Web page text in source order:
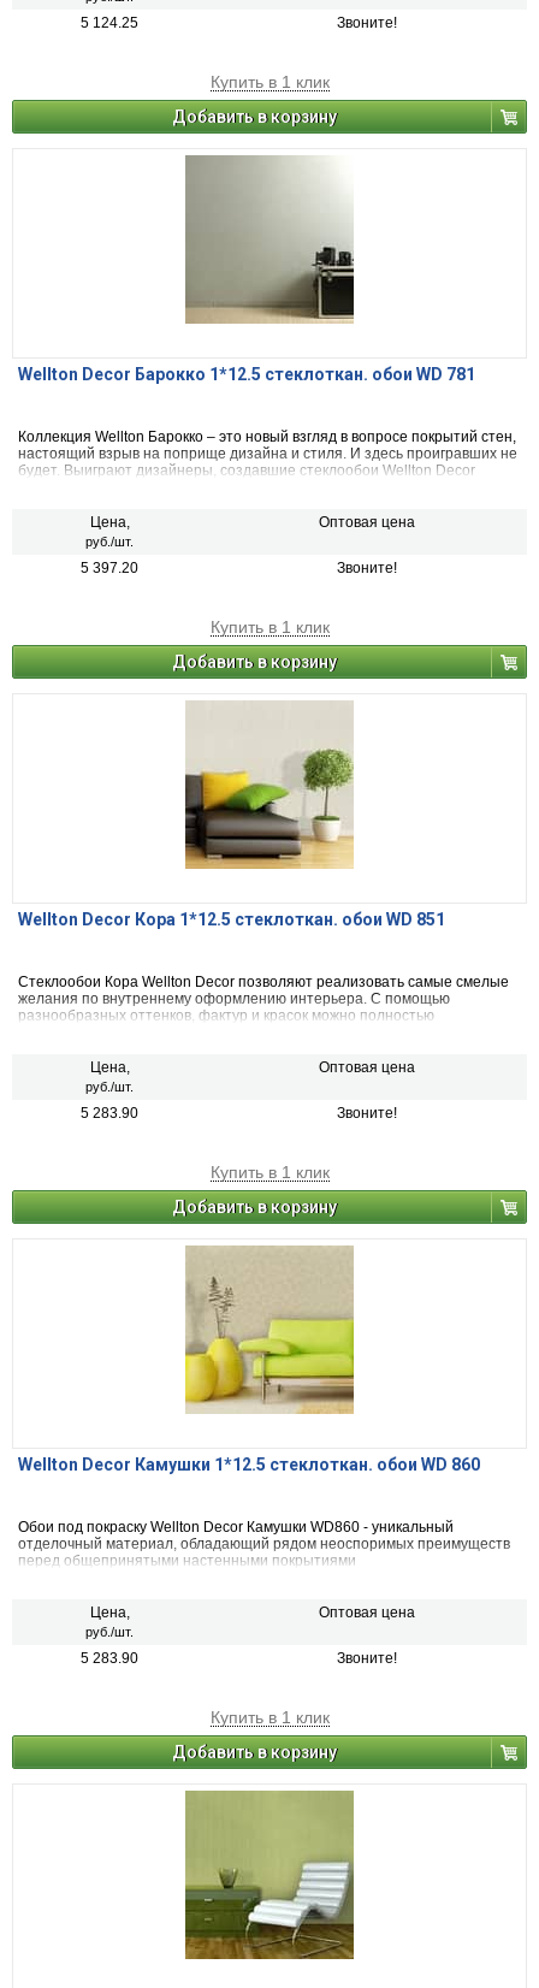
5 124.25 Звоните!
Купить в 1 клик
Добавить в корзину
Wellton Decor Барокко 1*12.5 стеклоткан. обои WD 781
Коллекция Wellton Барокко – это новый взгляд в вопросе покрытий стен,
настоящий взрыв на поприще дизайна и стиля. И здесь проигравших не
будет. Выиграют дизайнеры, создавшие стеклообои Wellton Decor
Цена,
руб./шт.
Оптовая цена
5 397.20 Звоните!
Купить в 1 клик
Добавить в корзину
Wellton Decor Кора 1*12.5 стеклоткан. обои WD 851
Стеклообои Кора Wellton Decor позволяют реализовать самые смелые
желания по внутреннему оформлению интерьера. С помощью
разнообразных оттенков, фактур и красок можно полностью
Цена,
руб./шт.
Оптовая цена
5 283.90 Звоните!
Купить в 1 клик
Добавить в корзину
Wellton Decor Камушки 1*12.5 стеклоткан. обои WD 860
Обои под покраску Wellton Decor Камушки WD860 - уникальный
отделочный материал, обладающий рядом неоспоримых преимуществ
перед общепринятыми настенными покрытиями
Цена,
руб./шт.
Оптовая цена
5 283.90 Звоните!
Купить в 1 клик
Добавить в корзину